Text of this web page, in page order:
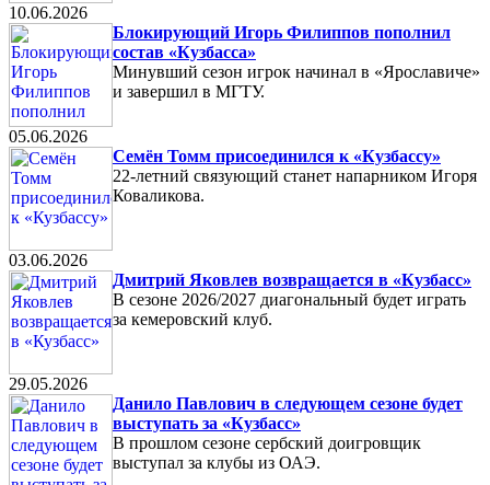
10.06.2026
Блокирующий Игорь Филиппов пополнил
состав «Кузбасса»
Минувший сезон игрок начинал в «Ярославиче»
и завершил в МГТУ.
05.06.2026
Семён Томм присоединился к «Кузбассу»
22-летний связующий станет напарником Игоря
Коваликова.
03.06.2026
Дмитрий Яковлев возвращается в «Кузбасс»
В сезоне 2026/2027 диагональный будет играть
за кемеровский клуб.
29.05.2026
Данило Павлович в следующем сезоне будет
выступать за «Кузбасс»
В прошлом сезоне сербский доигровщик
выступал за клубы из ОАЭ.